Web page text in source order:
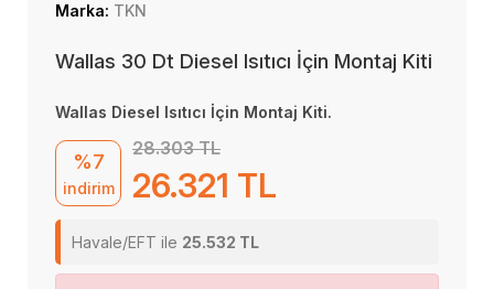
Marka: TKN
Wallas 30 Dt Diesel Isıtıcı İçin Montaj Kiti
Wallas Diesel Isıtıcı İçin Montaj Kiti.
%7
indirim
28.303 TL
26.321 TL
Havale/EFT ile 25.532 TL